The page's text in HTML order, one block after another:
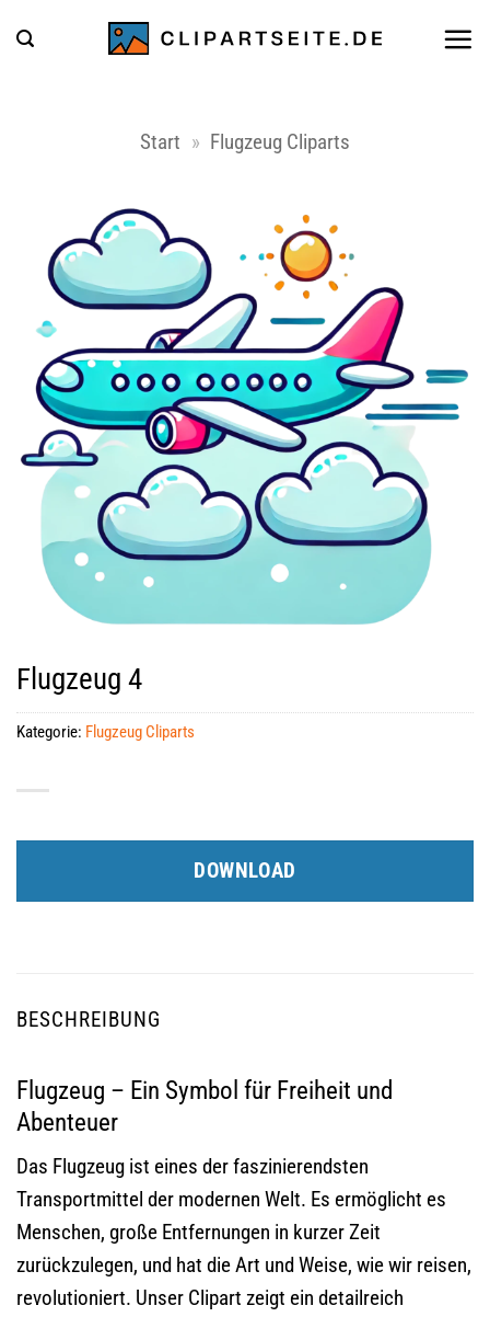
Inhalt
Start » Flugzeug Cliparts
Flugzeug 4
DOWNLOAD
Kategorie: Flugzeug Cliparts
BESCHREIBUNG
Flugzeug – Ein Symbol für Freiheit und
Abenteuer
Das Flugzeug ist eines der faszinierendsten
Transportmittel der modernen Welt. Es ermöglicht es
Menschen, große Entfernungen in kurzer Zeit
zurückzulegen, und hat die Art und Weise, wie wir reisen,
revolutioniert. Unser Clipart zeigt ein detailreich